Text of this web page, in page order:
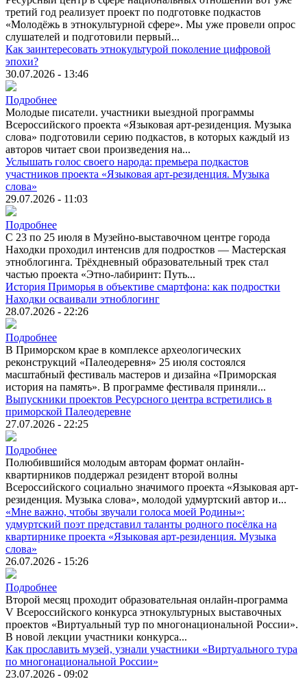
третий год реализует проект по подготовке подкастов
«Молодёжь в этнокультурной сфере». Мы уже провели опрос
слушателей и подготовили первый...
Как заинтересовать этнокультурой поколение цифровой
эпохи?
30.07.2026 - 13:46
Подробнее
Молодые писатели. участники выездной программы
Всероссийского проекта «Языковая арт-резиденция. Музыка
слова» подготовили серию подкастов, в которых каждый из
авторов читает свои произведения на...
Услышать голос своего народа: премьера подкастов
участников проекта «Языковая арт-резиденция. Музыка
слова»
29.07.2026 - 11:03
Подробнее
С 23 по 25 июля в Музейно-выставочном центре города
Находки проходил интенсив для подростков — Мастерская
этноблогинга. Трёхдневный образовательный трек стал
частью проекта «Этно-лабиринт: Путь...
История Приморья в объективе смартфона: как подростки
Находки осваивали этноблогинг
28.07.2026 - 22:26
Подробнее
В Приморском крае в комплексе археологических
реконструкций «Палеодеревня» 25 июля состоялся
масштабный фестиваль мастеров и дизайна «Приморская
история на память». В программе фестиваля приняли...
Выпускники проектов Ресурсного центра встретились в
приморской Палеодеревне
27.07.2026 - 22:25
Подробнее
Полюбившийся молодым авторам формат онлайн-
квартирников поддержал резидент второй волны
Всероссийского социально значимого проекта «Языковая арт-
резиденция. Музыка слова», молодой удмуртский автор и...
«Мне важно, чтобы звучали голоса моей Родины»:
удмуртский поэт представил таланты родного посёлка на
квартирнике проекта «Языковая арт-резиденция. Музыка
слова»
26.07.2026 - 15:26
Подробнее
Второй месяц проходит образовательная онлайн-программа
V Всероссийского конкурса этнокультурных выставочных
проектов «Виртуальный тур по многонациональной России».
В новой лекции участники конкурса...
Как прославить музей, узнали участники «Виртуального тура
по многонациональной России»
23.07.2026 - 09:02